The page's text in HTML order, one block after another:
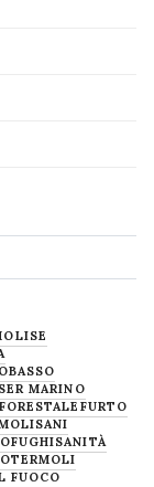
MARINO
FURTO
SANITÀ
TERMOLI
FUOCO